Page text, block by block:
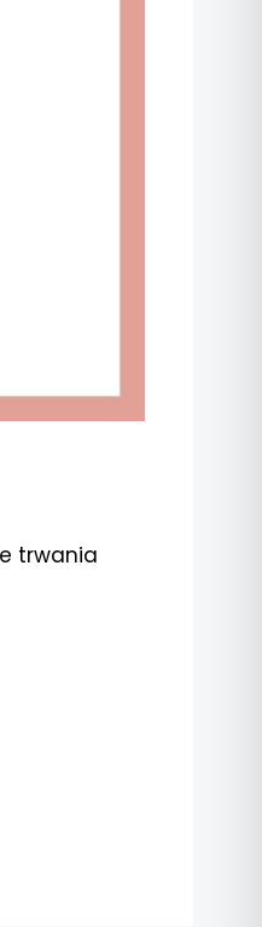
trwania